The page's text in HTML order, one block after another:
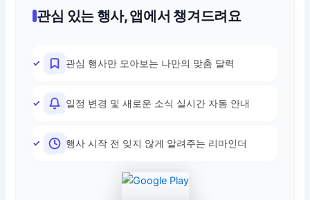
관심 있는 행사, 앱에서 챙겨드려요
관심 행사만 모아보는 나만의 맞춤 달력
일정 변경 및 새로운 소식 실시간 자동 안내
행사 시작 전 잊지 않게 알려주는 리마인더